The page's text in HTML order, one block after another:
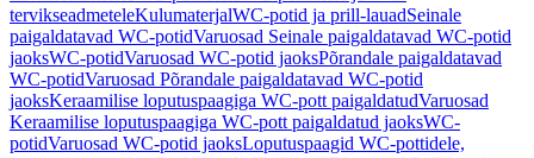
tervikseadmeteleKulumaterjalWC-potid ja prill-lauadSeinale
paigaldatavad WC-potidVaruosad Seinale paigaldatavad WC-potid
jaoksWC-potidVaruosad WC-potid jaoksPõrandale paigaldatavad
WC-potidVaruosad Põrandale paigaldatavad WC-potid
jaoksKeraamilise loputuspaagiga WC-pott paigaldatudVaruosad
Keraamilise loputuspaagiga WC-pott paigaldatud jaoksWC-
potidVaruosad WC-potid jaoksLoputuspaagid WC-pottidele,